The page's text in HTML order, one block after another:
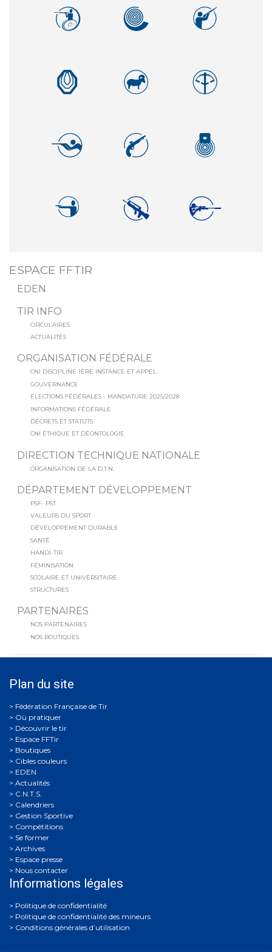
ESPACE FFTIR
EDEN
TIR INFO
CIRCULAIRES
ACTUALITÉS
ORGANISATION FÉDÉRALE
CNI DISCIPLINE 1ÈRE INSTANCE ET APPEL
GOUVERNANCE
ÉLECTIONS FÉDÉRALES - MANDATURE 2025/2028
INFORMATIONS FÉDÉRALE
DÉCRETS ET STATUTS
CNI ÉTHIQUE ET DÉONTOLOGIE
DIRECTION TECHNIQUE NATIONALE
ORGANISATION DE LA D.T.N.
DÉPARTEMENT DÉVELOPPEMENT
PSF- PST
VALEURS DU SPORT
DÉVELOPPEMENT DURABLE
SANTÉ
HANDI-TIR
FÉMINISATION
SCOLAIRE ET UNIVERSITAIRE
STRUCTURES
PARTENAIRES
NOS PARTENAIRES
NOS BOUTIQUES
Plan du site
Où pratiquer
Découvrir le tir
Espace FFTir
Boutiques
Cibles couleurs
EDEN
Actualités
C.N.T.S.
Calendriers
Gestion Sportive
Compétitions
Se former
Archives
Espace presse
Nous contacter
Informations légales
Politique de confidentialité
Politique de confidentialité des mineurs
Conditions générales d’utilisation